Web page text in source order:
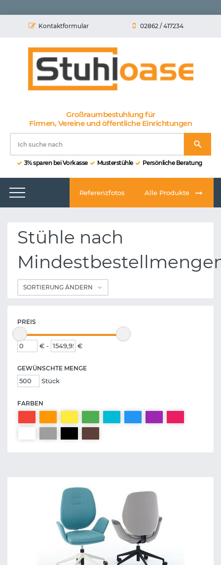
Kontaktformular 02862 / 417234
Großraumbestuhlung für
Firmen, Vereine und öffentliche Einrichtungen
3% sparen bei Vorkasse Musterstühle Persönliche Beratung
Referenzfotos Alle Produkte
Stühle nach
PREIS
€ - €
GEWÜNSCHTE MENGE
Stück
FARBEN